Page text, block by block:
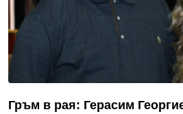
Гръм в рая: Герасим